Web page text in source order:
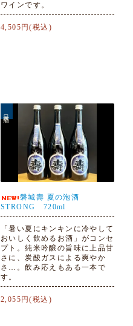
ワインです。
4,505円(税込)
磐城壽 夏の泡酒
STRONG 720ml
「暑い夏にキンキンに冷やして
おいしく飲めるお酒」がコンセ
プト。純米吟醸の旨味に上品甘
さに、炭酸ガスによる爽やか
さ…。飲み応えもある一本で
す。
2,055円(税込)